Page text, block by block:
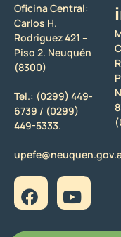
Oficina Central:
Carlos H.
Rodriguez 421 –
Piso 2. Neuquén
(8300)
Tel.: (0299) 449-
6739 / (0299)
449-5333.